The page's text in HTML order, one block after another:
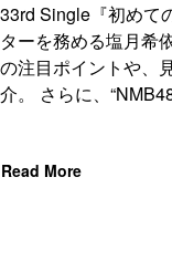
33rd Single『初めて
ターを務める塩月希
の注目ポイントや、
介。 さらに、
Read More